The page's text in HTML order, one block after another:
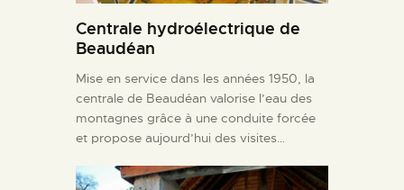
Centrale hydroélectrique de
Beaudéan
Mise en service dans les années 1950, la
centrale de Beaudéan valorise l’eau des
montagnes grâce à une conduite forcée
et propose aujourd’hui des visites…